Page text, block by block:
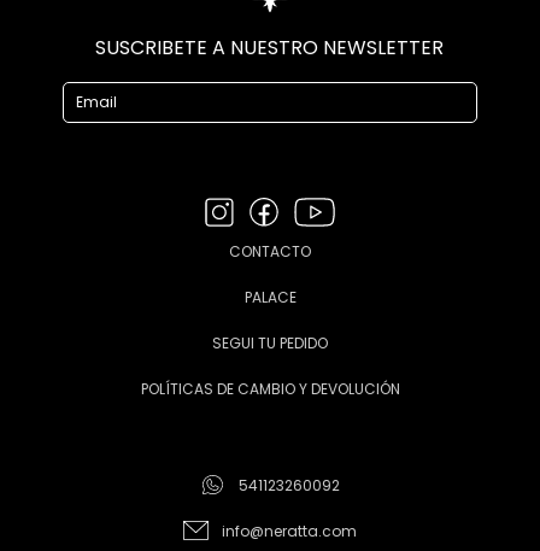
SUSCRIBETE A NUESTRO NEWSLETTER
CONTACTO
PALACE
SEGUI TU PEDIDO
POLÍTICAS DE CAMBIO Y DEVOLUCIÓN
541123260092
info@neratta.com